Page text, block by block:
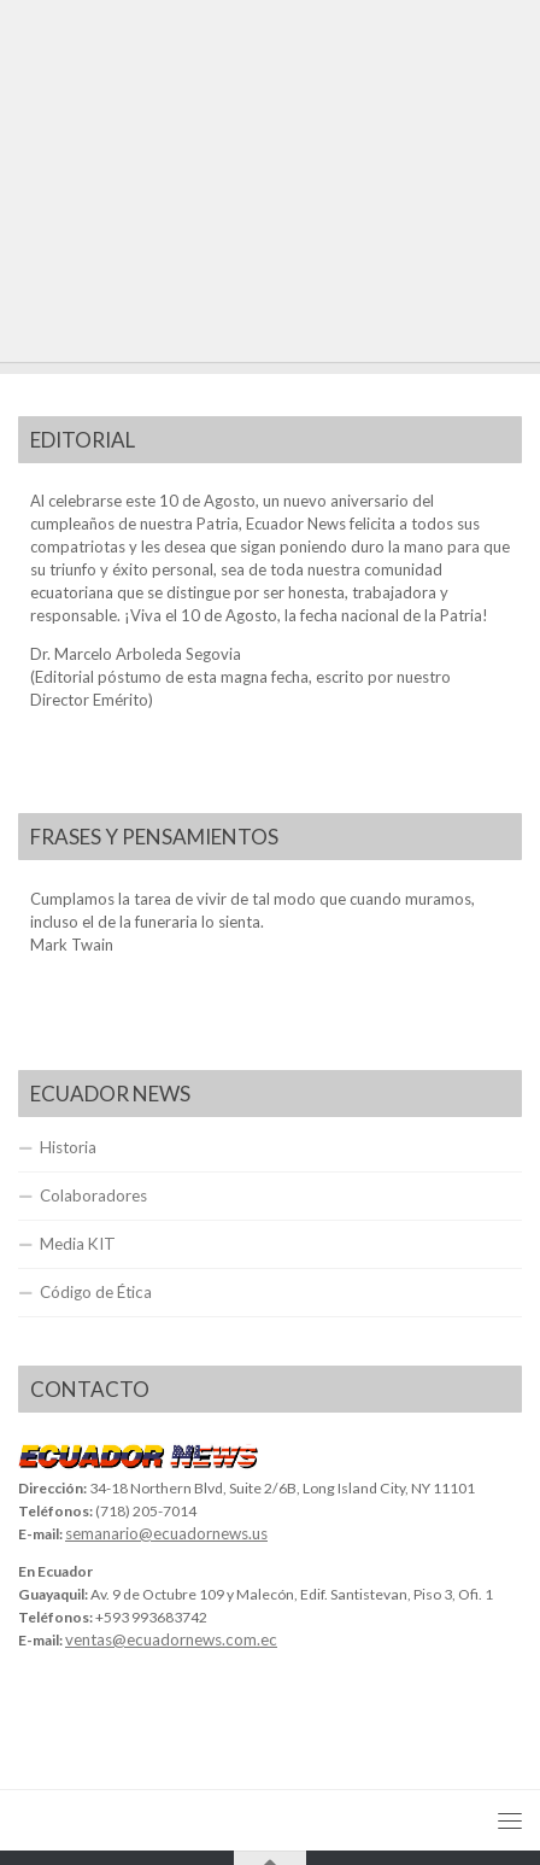
EDITORIAL
Al celebrarse este 10 de Agosto, un nuevo aniversario del
cumpleaños de nuestra Patria, Ecuador News felicita a todos sus
compatriotas y les desea que sigan poniendo duro la mano para que
su triunfo y éxito personal, sea de toda nuestra comunidad
ecuatoriana que se distingue por ser honesta, trabajadora y
responsable. ¡Viva el 10 de Agosto, la fecha nacional de la Patria!
Dr. Marcelo Arboleda Segovia
(Editorial póstumo de esta magna fecha, escrito por nuestro
Director Emérito)
FRASES Y PENSAMIENTOS
Cumplamos la tarea de vivir de tal modo que cuando muramos,
incluso el de la funeraria lo sienta.
Mark Twain
ECUADOR NEWS
Historia
Colaboradores
Media KIT
Código de Ética
CONTACTO
Dirección: 34-18 Northern Blvd, Suite 2/6B, Long Island City, NY 11101
Teléfonos: (718) 205-7014
E-mail: semanario@ecuadornews.us
En Ecuador
Guayaquil:Av. 9 de Octubre 109 y Malecón, Edif. Santistevan, Piso 3, Ofi. 1
Teléfonos:+593 993683742
E-mail:ventas@ecuadornews.com.ec